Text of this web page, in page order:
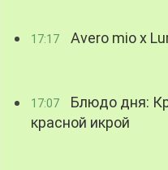
17:17 Avero mio x
17:07
Блюдо дня:
красной икрой